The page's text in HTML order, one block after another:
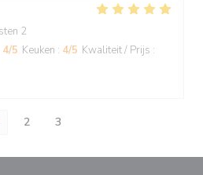
2
4/5 Keuken : 4/5 Kwaliteit / Prijs :
2 3